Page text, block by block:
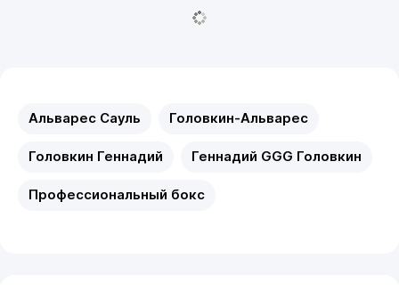
Альварес Сауль Головкин-Альварес
Головкин Геннадий Геннадий GGG Головкин
Профессиональный бокс